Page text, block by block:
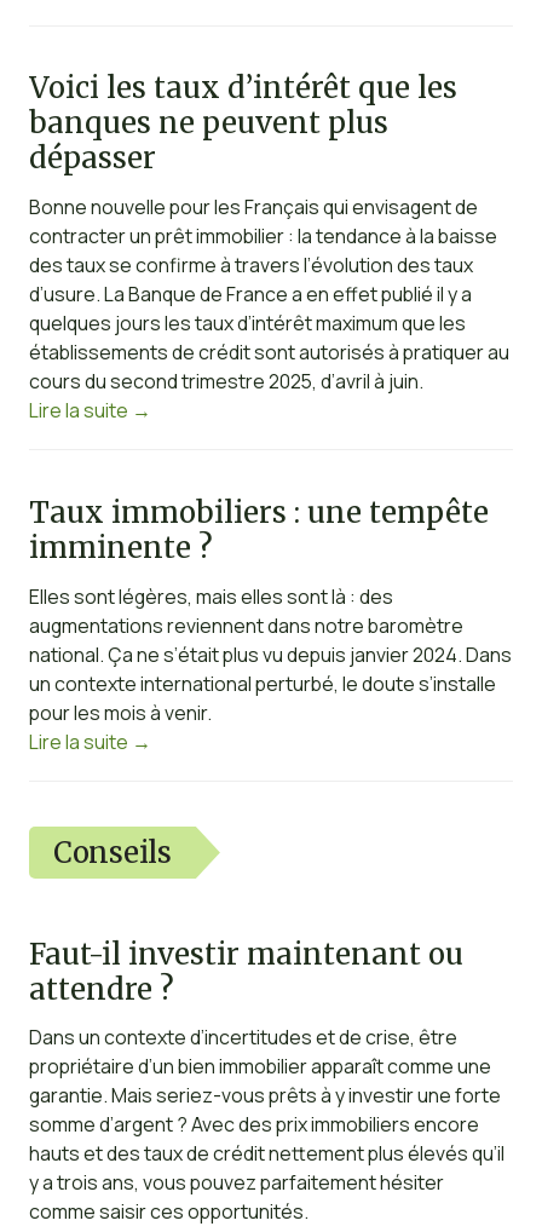
Voici les taux d’intérêt que les
banques ne peuvent plus
dépasser
Bonne nouvelle pour les Français qui envisagent de
contracter un prêt immobilier : la tendance à la baisse
des taux se confirme à travers l’évolution des taux
d’usure. La Banque de France a en effet publié il y a
quelques jours les taux d’intérêt maximum que les
établissements de crédit sont autorisés à pratiquer au
cours du second trimestre 2025, d’avril à juin.
Lire la suite →
Taux immobiliers : une tempête
imminente ?
Elles sont légères, mais elles sont là : des
augmentations reviennent dans notre baromètre
national. Ça ne s’était plus vu depuis janvier 2024. Dans
un contexte international perturbé, le doute s’installe
pour les mois à venir.
Lire la suite →
Conseils
Faut-il investir maintenant ou
attendre ?
Dans un contexte d’incertitudes et de crise, être
propriétaire d’un bien immobilier apparaît comme une
garantie. Mais seriez-vous prêts à y investir une forte
somme d’argent ? Avec des prix immobiliers encore
hauts et des taux de crédit nettement plus élevés qu’il
y a trois ans, vous pouvez parfaitement hésiter
comme saisir ces opportunités.